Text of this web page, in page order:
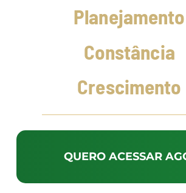
Planejamento
Constância
Crescimento
QUERO ACESSAR